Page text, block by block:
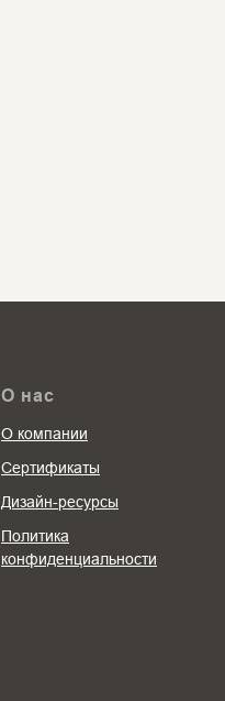
О нас
О компании
Сертификаты
Дизайн-ресурсы
Политика
конфиденциальности